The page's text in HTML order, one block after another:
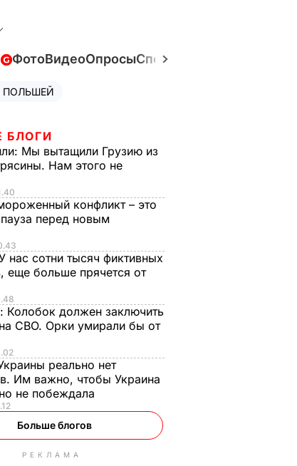
ФотоВидеоОпросыСпецпроекты
ПОЛЬШЕЙ
БЛОГИ
Мы вытащили Грузию из
Нам этого не
конфликт – это
перед новым
нас сотни тысяч фиктивных
еще больше прячется от
Колобок должен заключить
на СВО. Орки умирали бы от
реально нет
Им важно, чтобы Украина
не побеждала
Больше блогов
РЕКЛАМА